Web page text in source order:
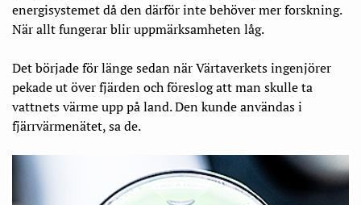
energisystemet då den därför inte behöver mer forskning.
När allt fungerar blir uppmärksamheten låg.
Det började för länge sedan när Värtaverkets ingenjörer
pekade ut över fjärden och föreslog att man skulle ta
vattnets värme upp på land. Den kunde användas i
fjärrvärmenätet, sa de.